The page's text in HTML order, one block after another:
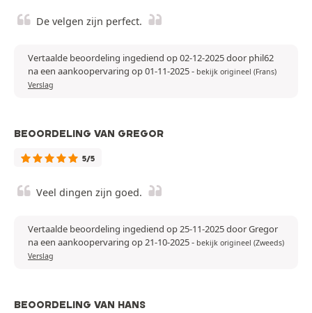
De velgen zijn perfect.
Vertaalde beoordeling ingediend op 02-12-2025 door phil62
na een aankoopervaring op 01-11-2025- bekijk origineel (Frans)
Verslag
BEOORDELING VAN GREGOR
5/5
Veel dingen zijn goed.
Vertaalde beoordeling ingediend op 25-11-2025 door Gregor
na een aankoopervaring op 21-10-2025- bekijk origineel (Zweeds)
Verslag
BEOORDELING VAN HANS